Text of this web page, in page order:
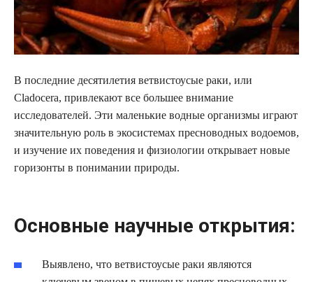
В последние десятилетия ветвистоусые раки, или
Cladocera, привлекают все большее внимание
исследователей. Эти маленькие водные организмы играют
значительную роль в экосистемах пресноводных водоемов,
и изучение их поведения и физиологии открывает новые
горизонты в понимании природы.
Основные научные открытия:
Выявлено, что ветвистоусые раки являются